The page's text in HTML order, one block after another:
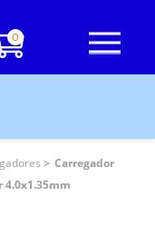
0
Carregador
4.0x1.35mm